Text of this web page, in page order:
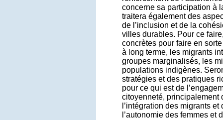
concerne sa participation à
traitera également des
de l’inclusion et de la
villes durables. Pour ce
concrètes pour faire en
à long terme, les migrants
groupes marginalisés, les
populations indigènes.
stratégies et des pratiques
pour ce qui est de
citoyenneté, principalement
l’intégration des migrants
l’autonomie des femmes et